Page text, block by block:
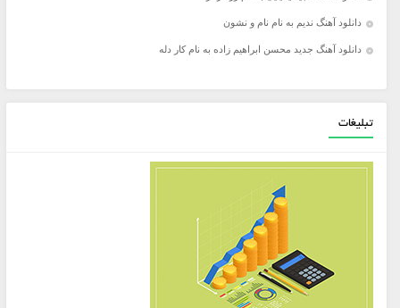
دانلود آهنگ ندیم به نام نام و نشون
دانلود آهنگ جدید محسن ابراهیم زاده به نام کار دله
تبلیغات